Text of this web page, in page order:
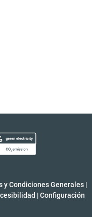
y Condiciones Generales |
| Configuración